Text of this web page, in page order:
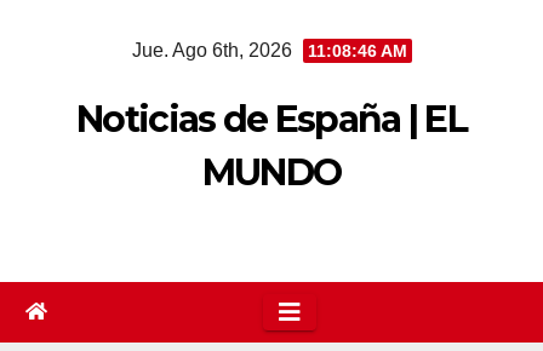
Jue. Ago 6th, 2026 11:08:47 AM
Noticias de España | EL
MUNDO